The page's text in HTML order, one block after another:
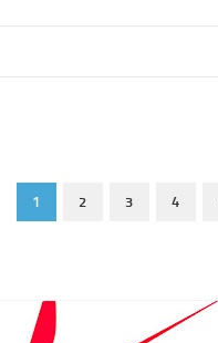
1 2 3 4